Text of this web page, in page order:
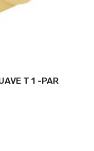
T 1 -PAR